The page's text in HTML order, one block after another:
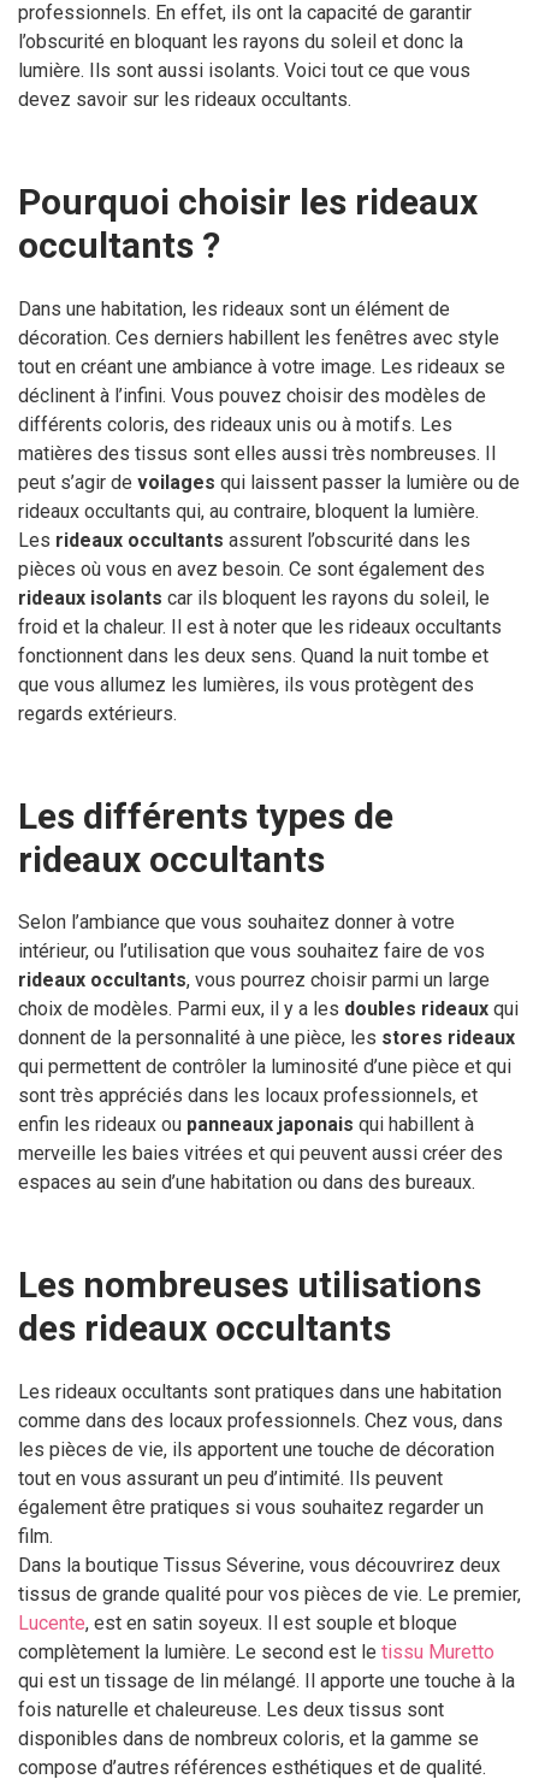
professionnels. En effet, ils ont la capacité de garantir
l’obscurité en bloquant les rayons du soleil et donc la
lumière. Ils sont aussi isolants. Voici tout ce que vous
devez savoir sur les rideaux occultants.
Pourquoi choisir les rideaux
occultants ?
Dans une habitation, les rideaux sont un élément de
décoration. Ces derniers habillent les fenêtres avec style
tout en créant une ambiance à votre image. Les rideaux se
déclinent à l’infini. Vous pouvez choisir des modèles de
différents coloris, des rideaux unis ou à motifs. Les
matières des tissus sont elles aussi très nombreuses. Il
peut s’agir de voilages qui laissent passer la lumière ou de
rideaux occultants qui, au contraire, bloquent la lumière.
Les rideaux occultants assurent l’obscurité dans les
pièces où vous en avez besoin. Ce sont également des
rideaux isolants car ils bloquent les rayons du soleil, le
froid et la chaleur. Il est à noter que les rideaux occultants
fonctionnent dans les deux sens. Quand la nuit tombe et
que vous allumez les lumières, ils vous protègent des
regards extérieurs.
Les différents types de
rideaux occultants
Selon l’ambiance que vous souhaitez donner à votre
intérieur, ou l’utilisation que vous souhaitez faire de vos
rideaux occultants, vous pourrez choisir parmi un large
choix de modèles. Parmi eux, il y a les doubles rideaux qui
donnent de la personnalité à une pièce, les stores rideaux
qui permettent de contrôler la luminosité d’une pièce et qui
sont très appréciés dans les locaux professionnels, et
enfin les rideaux ou panneaux japonais qui habillent à
merveille les baies vitrées et qui peuvent aussi créer des
espaces au sein d’une habitation ou dans des bureaux.
Les nombreuses utilisations
des rideaux occultants
Les rideaux occultants sont pratiques dans une habitation
comme dans des locaux professionnels. Chez vous, dans
les pièces de vie, ils apportent une touche de décoration
tout en vous assurant un peu d’intimité. Ils peuvent
également être pratiques si vous souhaitez regarder un
film.
Dans la boutique Tissus Séverine, vous découvrirez deux
tissus de grande qualité pour vos pièces de vie. Le premier,
Lucente, est en satin soyeux. Il est souple et bloque
complètement la lumière. Le second est le tissu Muretto
qui est un tissage de lin mélangé. Il apporte une touche à la
fois naturelle et chaleureuse. Les deux tissus sont
disponibles dans de nombreux coloris, et la gamme se
compose d’autres références esthétiques et de qualité.